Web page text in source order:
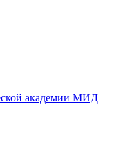
академии МИД